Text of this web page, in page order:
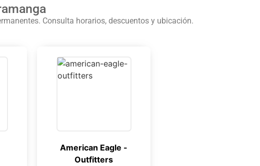
Consulta horarios, descuentos y ubicación.
American Eagle -
Outfitters